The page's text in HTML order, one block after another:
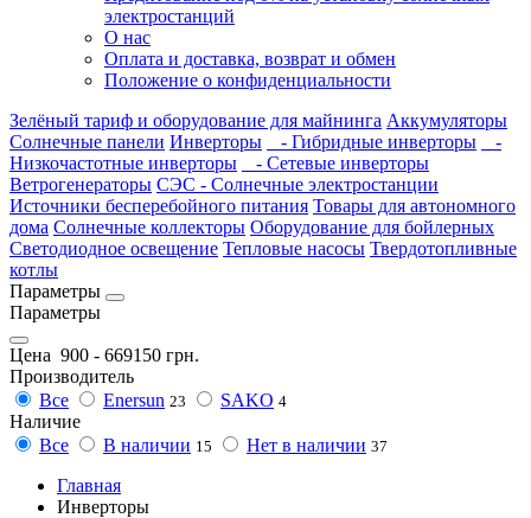
электростанций
О нас
Оплата и доставка, возврат и обмен
Положение о конфиденциальности
Зелёный тариф и оборудование для майнинга Аккумуляторы
Солнечные панели Инверторы - Гибридные инверторы
-
Низкочастотные инверторы
- Сетевые инверторы
Ветрогенераторы СЭС - Солнечные электростанции
Источники бесперебойного питания Товары для автономного
дома Солнечные коллекторы Оборудование для бойлерных
Светодиодное освещение Тепловые насосы Твердотопливные
котлы
Параметры
Параметры
Цена 900 - 669150 грн.
Производитель
Все
Enersun 23 SAKO 4
Наличие
Все
В наличии 15 Нет в наличии 37
Главная
Инверторы